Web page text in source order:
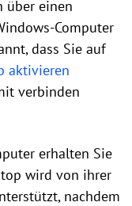
über einen
Computer
dass Sie auf
aktivieren
verbinden
erhalten Sie
wird von ihrer
nachdem